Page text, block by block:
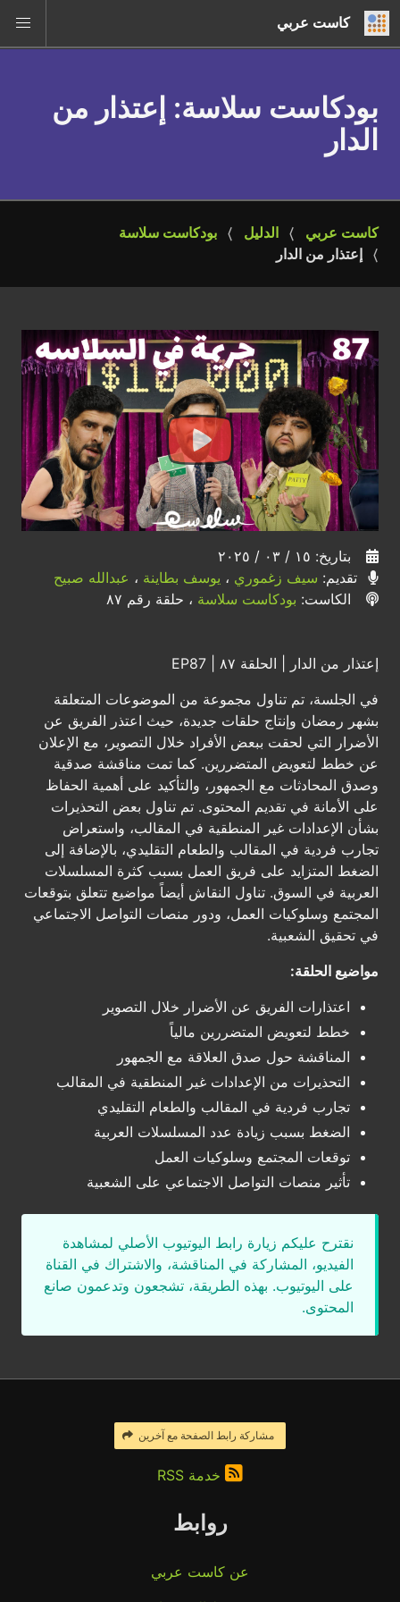
كاست عربي
بودكاست سلاسة: إعتذار من
الدار
كاست عربي الدليل
بودكاست سلاسة
إعتذار من الدار
بتاريخ: ١٥ / ٠٣ / ٢٠٢٥
تقديم: سيف زغموري ، يوسف بطاينة ، عبدالله صبيح
الكاست: بودكاست سلاسة ، حلقة رقم ٨٧
إعتذار من الدار | الحلقة ٨٧ | EP87
في الجلسة، تم تناول مجموعة من الموضوعات المتعلقة
بشهر رمضان وإنتاج حلقات جديدة، حيث اعتذر الفريق عن
الأضرار التي لحقت ببعض الأفراد خلال التصوير، مع الإعلان
عن خطط لتعويض المتضررين. كما تمت مناقشة صدقية
وصدق المحادثات مع الجمهور، والتأكيد على أهمية الحفاظ
على الأمانة في تقديم المحتوى. تم تناول بعض التحذيرات
بشأن الإعدادات غير المنطقية في المقالب، واستعراض
تجارب فردية في المقالب والطعام التقليدي، بالإضافة إلى
الضغط المتزايد على فريق العمل بسبب كثرة المسلسلات
العربية في السوق. تناول النقاش أيضاً مواضيع تتعلق بتوقعات
المجتمع وسلوكيات العمل، ودور منصات التواصل الاجتماعي
في تحقيق الشعبية.
مواضيع الحلقة:
اعتذارات الفريق عن الأضرار خلال التصوير
خطط لتعويض المتضررين مالياً
المناقشة حول صدق العلاقة مع الجمهور
التحذيرات من الإعدادات غير المنطقية في المقالب
تجارب فردية في المقالب والطعام التقليدي
الضغط بسبب زيادة عدد المسلسلات العربية
توقعات المجتمع وسلوكيات العمل
تأثير منصات التواصل الاجتماعي على الشعبية
نقترح عليكم زيارة رابط اليوتيوب الأصلي لمشاهدة
الفيديو، المشاركة في المناقشة، والاشتراك في القناة
على اليوتيوب. بهذه الطريقة، تشجعون وتدعمون صانع
المحتوى.
مشاركة رابط الصفحة مع آخرين
خدمة RSS
روابط
عن كاست عربي